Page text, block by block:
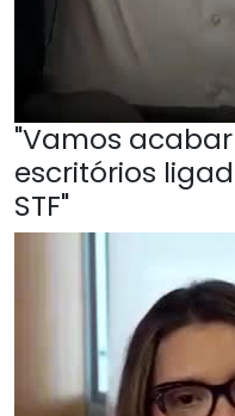
"Vamos
escritórios
STF"